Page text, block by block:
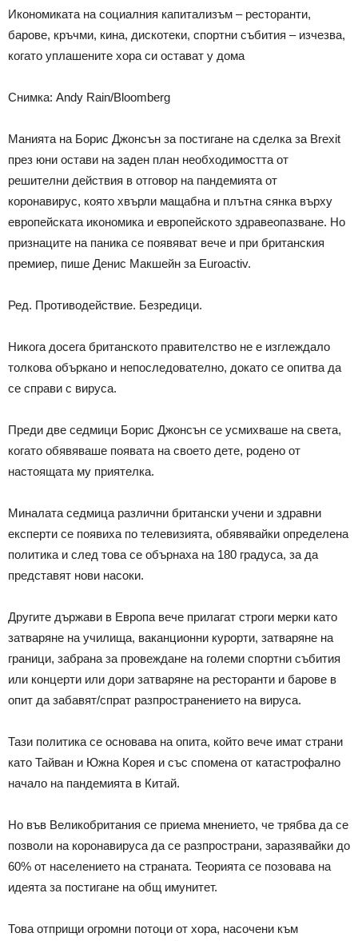
Икономиката на социалния капитализъм – ресторанти,
барове, кръчми, кина, дискотеки, спортни събития – изчезва,
когато уплашените хора си остават у дома
Снимка: Andy Rain/Bloomberg
Манията на Борис Джонсън за постигане на сделка за Brexit
през юни остави на заден план необходимостта от
решителни действия в отговор на пандемията от
коронавирус, която хвърли мащабна и плътна сянка върху
европейската икономика и европейското здравеопазване. Но
признаците на паника се появяват вече и при британския
премиер, пише Денис Макшейн за Euroactiv.
Ред. Противодействие. Безредици.
Никога досега британското правителство не е изглеждало
толкова объркано и непоследователно, докато се опитва да
се справи с вируса.
Преди две седмици Борис Джонсън се усмихваше на света,
когато обявяваше появата на своето дете, родено от
настоящата му приятелка.
Миналата седмица различни британски учени и здравни
експерти се появиха по телевизията, обявявайки определена
политика и след това се обърнаха на 180 градуса, за да
представят нови насоки.
Другите държави в Европа вече прилагат строги мерки като
затваряне на училища, ваканционни курорти, затваряне на
граници, забрана за провеждане на големи спортни събития
или концерти или дори затваряне на ресторанти и барове в
опит да забавят/спрат разпространението на вируса.
Тази политика се основава на опита, който вече имат страни
като Тайван и Южна Корея и със спомена от катастрофално
начало на пандемията в Китай.
Но във Великобритания се приема мнението, че трябва да се
позволи на коронавируса да се разпространи, заразявайки до
60% от населението на страната. Теорията се позовава на
идеята за постигане на общ имунитет.
Това отприщи огромни потоци от хора, насочени към